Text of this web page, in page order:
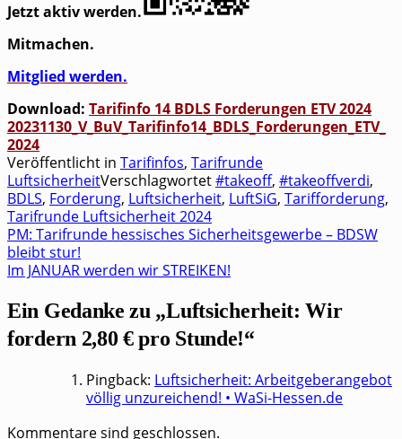
Jetzt aktiv werden.
Mit­ma­chen.
Mit­glied werden.
Down­load: Tarif­in­fo 14 BDLS For­de­run­gen ETV 2024
20231130_​V_​BuV_​Tarifinfo14_​BDLS_​Forderungen_​ETV_​
2024
Veröffentlicht in Tarifinfos, Tarifrunde
LuftsicherheitVerschlagwortet#takeoff, #takeoffverdi,
BDLS, Forderung, Luftsicherheit, LuftSiG, Tarifforderung,
Tarifrunde Luftsicherheit 2024
Beitragsnavigation
PM: Tarifrunde hessisches Sicherheitsgewerbe – BDSW
bleibt stur!
Im JANUAR werden wir STREIKEN!
Ein Gedanke zu „Luftsicherheit: Wir
fordern 2,80 € pro Stunde!“
Pingback: Luftsicherheit: Arbeitgeberangebot
völlig unzureichend! • WaSi-Hessen.de
Kommentare sind geschlossen.